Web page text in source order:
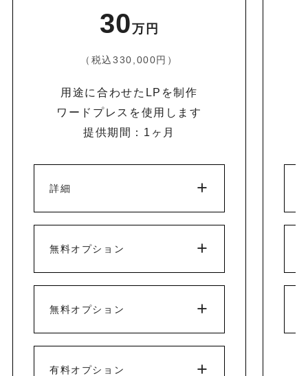
30万円
（税込330,000円）
用途に合わせたLPを制作
ワードプレスを使用します
提供期間：1ヶ月
詳細
無料オプション
無料オプション
有料オプション